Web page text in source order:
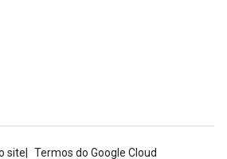
site Termos do Google Cloud